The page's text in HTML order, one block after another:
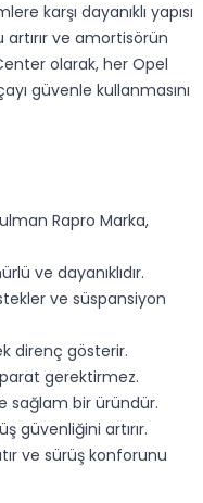
karşı dayanıklı yapısı
artırır ve amortisörün
olarak, her Opel
güvenle kullanmasını
Rapro Marka,
ve dayanıklıdır.
ve süspansiyon
direnç gösterir.
gerektirmez.
sağlam bir üründür.
güvenliğini artırır.
ve sürüş konforunu